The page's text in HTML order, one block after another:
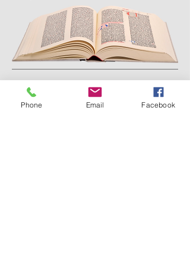
STATT DER BIBLIOGRAPHIE:
Polonsky Foundation Digitization Project
Phone Email Facebook